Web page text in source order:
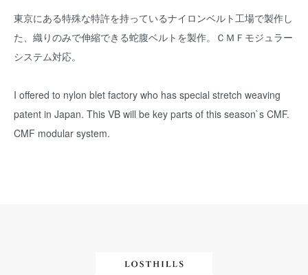
東京にある特殊な特許を持っているナイロンベルト工場で製作し
た、織りのみで伸縮できる蛇腹ベルトを製作。ＣＭＦモジュラー
システム対応。
I offered to nylon blet factory who has special stretch weaving
patent in Japan. This VB will be key parts of this season`s CMF.
CMF modular system.